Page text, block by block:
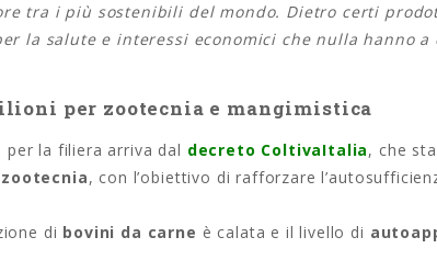
tra i più sostenibili del mondo. Dietro certi
la salute e interessi economici che nulla hanno
per zootecnia e mangimistica
per la filiera arriva dal decreto ColtivaItalia, che
zootecnia, con l’obiettivo di rafforzare
di bovini da carne è calata e il livello di